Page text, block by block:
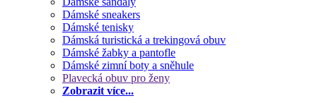
Dámské sneakers
Dámské tenisky
Dámská turistická a trekingová obuv
Dámské žabky a pantofle
Dámské zimní boty a sněhule
Plavecká obuv pro ženy
Zobrazit více...